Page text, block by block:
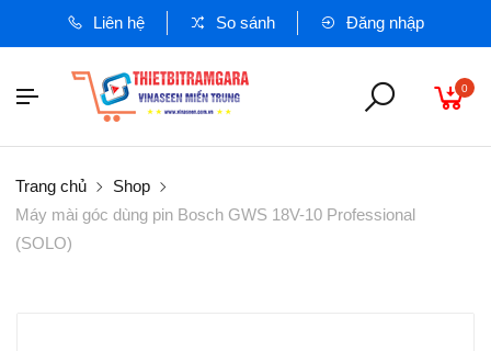
Liên hệ So sánh Đăng nhập
0
Trang chủ
Shop
Máy mài góc dùng pin Bosch GWS 18V-10 Professional
(SOLO)